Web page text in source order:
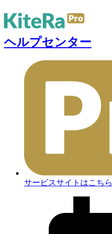
ヘルプセンター
サービスサイトはこちら